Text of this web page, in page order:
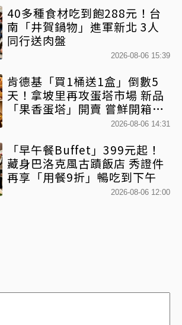
40多種食材吃到飽288元！台
南「井賀鍋物」進軍新北 3人
同行送肉盤
2026-08-06 15:39
肯德基「買1桶送1盒」倒數5
天！拿坡里再攻蛋塔市場 新品
「果香蛋塔」開賣 嘗鮮開箱現
2026-08-06 14:31
「早午餐Buffet」399元起！
藏身巴洛克風古蹟飯店 秀證件
再享「用餐9折」暢吃到下午
2026-08-06 12:00